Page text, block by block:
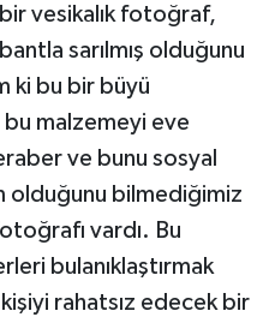
vesikalık fotoğraf,
sarılmış olduğunu
ki bu bir büyü
malzemeyi eve
ve bunu sosyal
olduğunu bilmediğimiz
vardı. Bu
bulanıklaştırmak
rahatsız edecek bir